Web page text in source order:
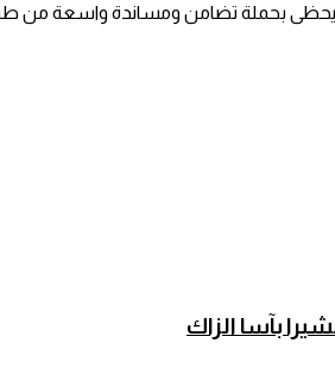
يحظى بحملة تضامن ومساندة واسعة